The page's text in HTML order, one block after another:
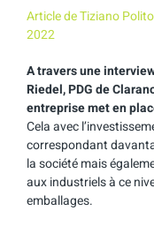
Article de Tiziano
2022
A travers une
Riedel, PDG de
entreprise met en
Cela avec
correspondant
la société mais
aux industriels à ce
emballages.